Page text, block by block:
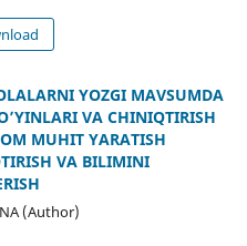
YOZGI MAVSUMDA
VA CHINIQTIRISH
MUHIT YARATISH
VA BILIMINI
(Author)